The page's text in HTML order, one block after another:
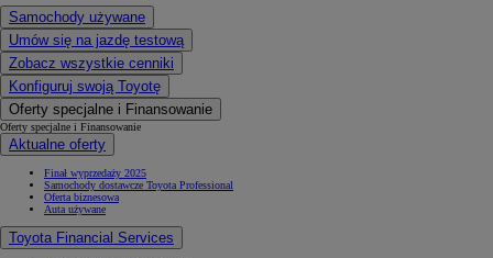
Samochody używane
Umów się na jazdę testową
Zobacz wszystkie cenniki
Konfiguruj swoją Toyotę
Oferty specjalne i Finansowanie
Oferty specjalne i Finansowanie
Aktualne oferty
Finał wyprzedaży 2025
Samochody dostawcze Toyota Professional
Oferta biznesowa
Auta używane
Toyota Financial Services